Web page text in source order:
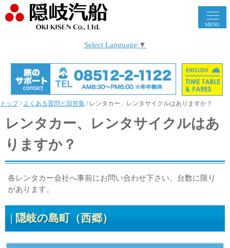
MENU
Select Language ▼
トップ/ よくある質問と回答集 / レンタカー、レンタサイクルはありますか？
レンタカー、レンタサイクルはあ
りますか？
各レンタカー会社へ事前にお問い合わせ下さい、台数に限り
があります。
隠岐の島町（西郷）